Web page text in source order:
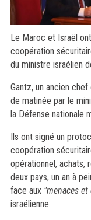
Le Maroc et Israël
coopération
du ministre israélien
Gantz, un ancien
de matinée par le
la Défense nationale
Ils ont signé un
coopération
opérationnel, achats,
deux pays, un an à
face aux"menaces et
israélienne.